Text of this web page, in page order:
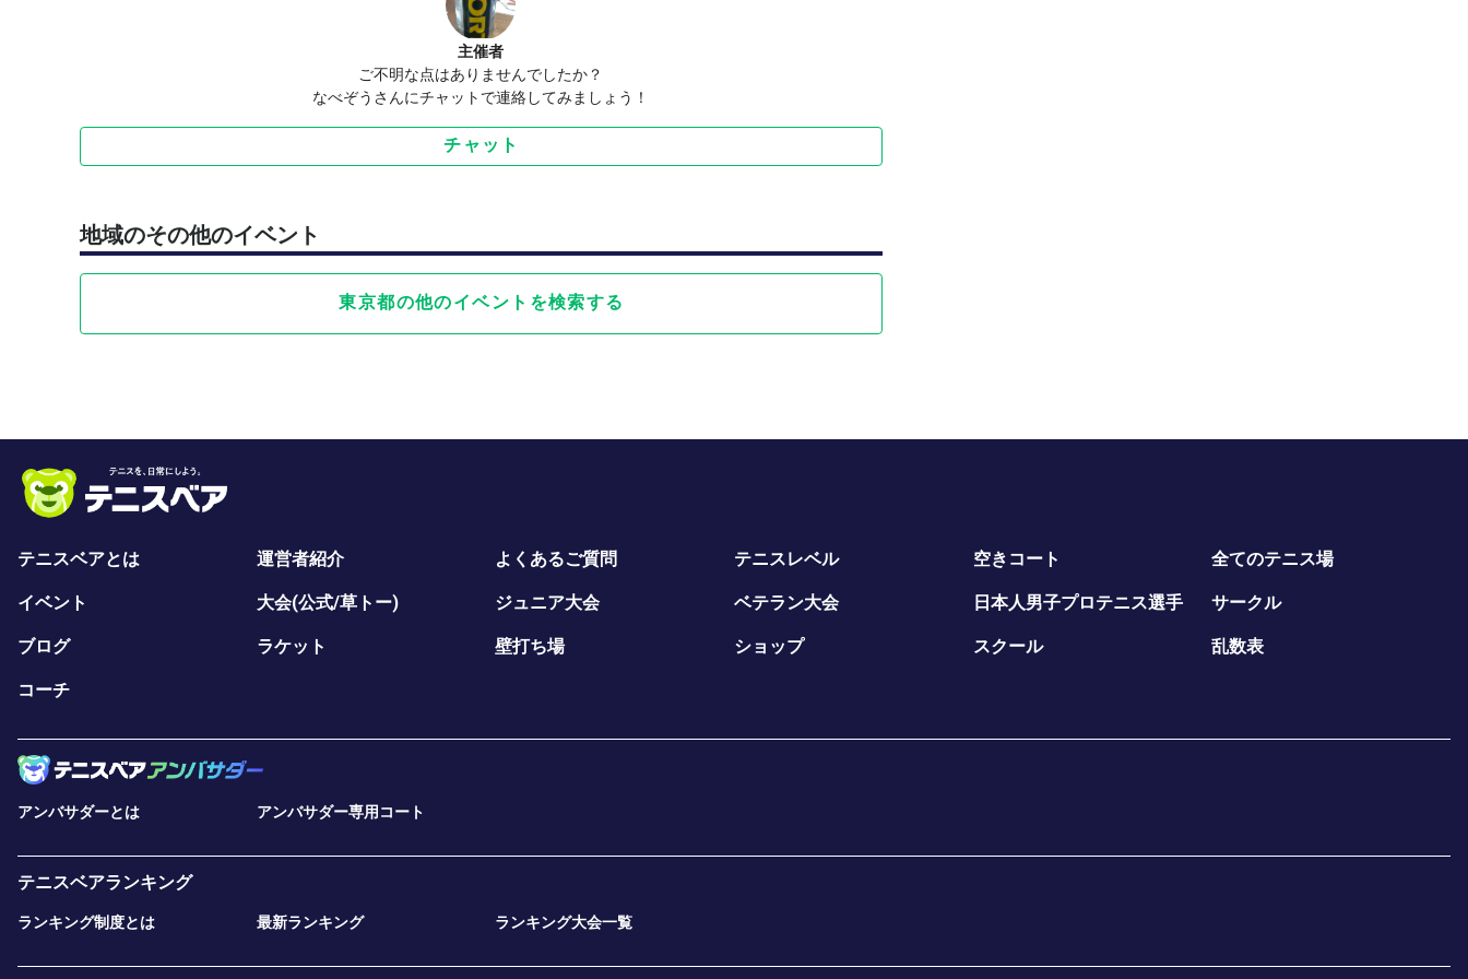
主催者
ご不明な点はありませんでしたか？
なべぞうさんにチャットで連絡してみましょう！
チャット
地域のその他のイベント
東京都の他のイベントを検索する
テニスベアとは 運営者紹介 よくあるご質問 テニスレベル 空きコート 全てのテニス場
イベント 大会(公式/草トー) ジュニア大会 ベテラン大会 日本人男子プロテニス選手 サークル
ブログ ラケット 壁打ち場 ショップ スクール 乱数表
コーチ
アンバサダーとは アンバサダー専用コート
テニスベアランキング
ランキング制度とは 最新ランキング ランキング大会一覧